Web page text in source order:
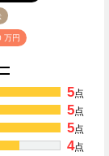
万円
5点
5点
5点
4点